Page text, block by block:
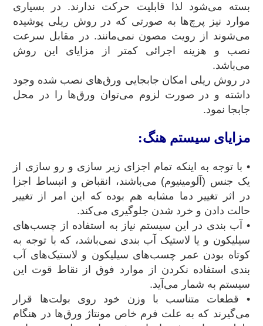
بسته می‌شود لذا قابلیت حرکت ندارند. در بسیاری
موارد نیز پرچ‌ها به صورتی که در روش ریلی پوشیده
می‌شوند از رویت مصون نمی‌مانند. در مقابل سرعت
نصب و هزینه اجرائی کمتر از مزایای این روش
می‌باشد.
در روش ریلی امکان جابجایی ورق‌های نصب شده وجود
داشته و در صورت لزوم می‌توان ورق‌ها را در محل
جابجا نمود.
مزایای سیستم هنگ:
• با توجه به اینکه تمام اجزای زیر سازی و رو سازی از
یک جنس (آلومینیوم) می‌باشند، انقباض و انبساط اجزا
در اثر تغییر دما مشابه هم بوده که این امر از تغییر
حالت دادن و خرد شدن جلوگیری می‌کند.
• آب بندی در این سیستم نیاز به استفاده از چسب‌های
سیلیکون و یا لاستیک آب بندی نمی‌باشد، که با توجه به
کوتاه بودن عمر چسب‌های سیلیکون و لاستیک‌های آب
بندی استفاده نکردن از موارد فوق از نقاط قوت این
سیستم به شمار می‌آید.
• قطعات متناسب با وزن خود روی بولت‌ها قرار
می‌گیرند که به علت فرم خاص مونتاژ ورق‌ها در هنگام